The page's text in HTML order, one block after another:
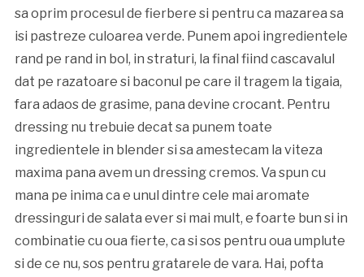
sa oprim procesul de fierbere si pentru ca mazarea sa
isi pastreze culoarea verde. Punem apoi ingredientele
rand pe rand in bol, in straturi, la final fiind cascavalul
dat pe razatoare si baconul pe care il tragem la tigaia,
fara adaos de grasime, pana devine crocant. Pentru
dressing nu trebuie decat sa punem toate
ingredientele in blender si sa amestecam la viteza
maxima pana avem un dressing cremos. Va spun cu
mana pe inima ca e unul dintre cele mai aromate
dressinguri de salata ever si mai mult, e foarte bun si in
combinatie cu oua fierte, ca si sos pentru oua umplute
si de ce nu, sos pentru gratarele de vara. Hai, pofta